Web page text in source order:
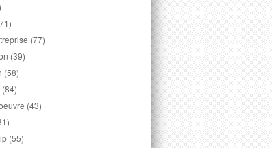
(77)
(39)
(58)
(84)
(43)
(55)